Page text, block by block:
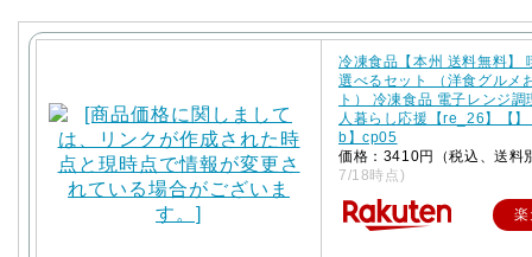
冷凍食品【本州 送料無料】
選べるセット （洋食グルメ
ト） 冷凍食品 電子レンジ調
人暮らし応援【re_26】【
b】cp05
価格：3410円（税込、送料
7/18時点)